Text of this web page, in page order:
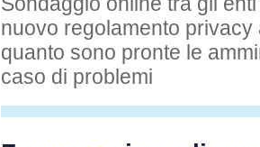
nuovo regolamento
quanto sono pronte le
caso di problemi